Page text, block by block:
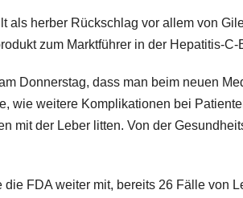
als herber Rückschlag vor allem von
zum Marktführer in der Hepatitis-
Donnerstag, dass man beim neuen
wie weitere Komplikationen bei
mit der Leber litten. Von der
die FDA weiter mit, bereits 26 Fälle von